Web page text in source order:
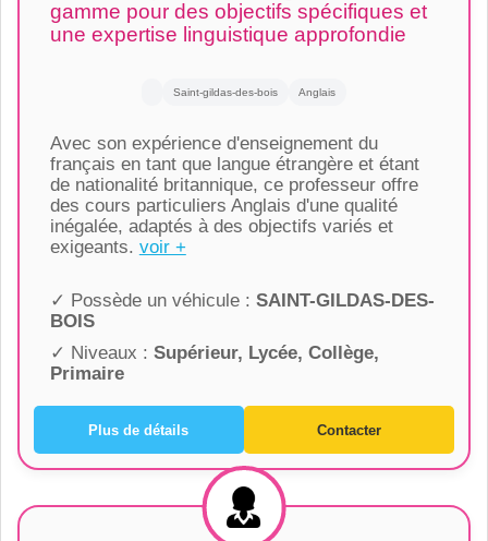
gamme pour des objectifs spécifiques et
une expertise linguistique approfondie
Saint-gildas-des-bois Anglais
Avec son expérience d'enseignement du
français en tant que langue étrangère et étant
de nationalité britannique, ce professeur offre
des cours particuliers Anglais d'une qualité
inégalée, adaptés à des objectifs variés et
exigeants. voir +
✓ Possède un véhicule : SAINT-GILDAS-DES-
BOIS
✓ Niveaux : Supérieur, Lycée, Collège,
Primaire
Plus de détails Contacter